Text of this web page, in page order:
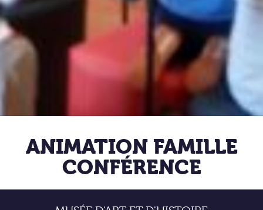
ANIMATION FAMILLE
CONFÉRENCE